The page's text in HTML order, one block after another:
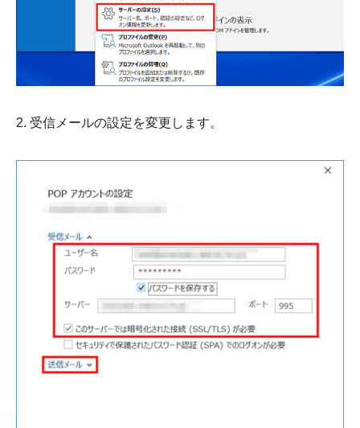
2. 受信メールの設定を変更します。